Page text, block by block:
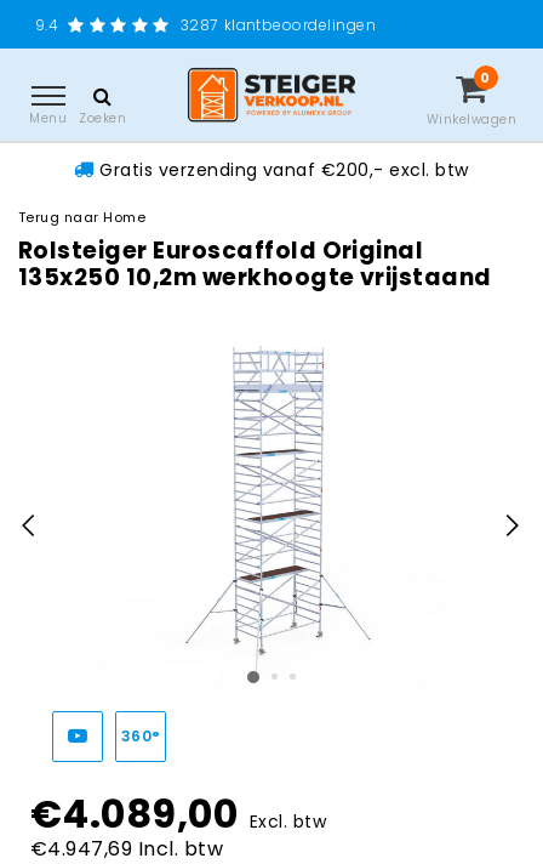
3287 klantbeoordelingen
Menu Zoeken
0
Winkelwagen
Gratis verzending vanaf €200,- excl. btw
Terug naar Home
Rolsteiger Euroscaffold Original
135x250 10,2m werkhoogte vrijstaand
360°
€4.089,00 Excl. btw
€4.947,69 Incl. btw